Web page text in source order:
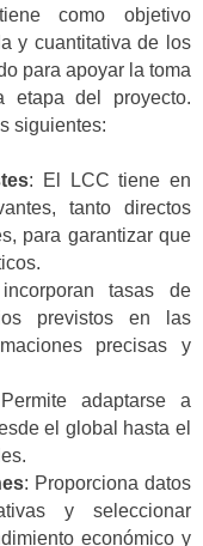
como objetivo
y cuantitativa de los
para apoyar la toma
etapa del proyecto.
siguientes:
: El LCC tiene en
tanto directos
para garantizar que
tasas de
previstos en las
precisas y
adaptarse a
el global hasta el
: Proporciona datos
y seleccionar
económico y